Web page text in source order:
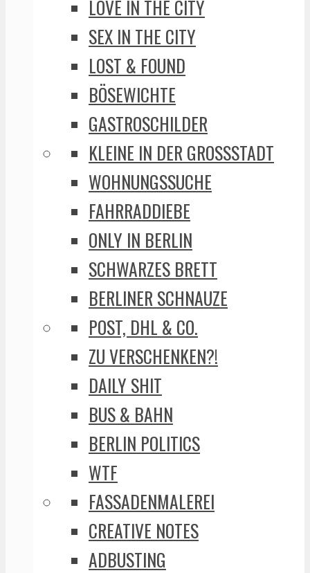
LOVE IN THE CITY
SEX IN THE CITY
LOST & FOUND
BÖSEWICHTE
GASTROSCHILDER
KLEINE IN DER GROSSSTADT
WOHNUNGSSUCHE
FAHRRADDIEBE
ONLY IN BERLIN
SCHWARZES BRETT
BERLINER SCHNAUZE
POST, DHL & CO.
ZU VERSCHENKEN?!
DAILY SHIT
BUS & BAHN
BERLIN POLITICS
WTF
FASSADENMALEREI
CREATIVE NOTES
ADBUSTING